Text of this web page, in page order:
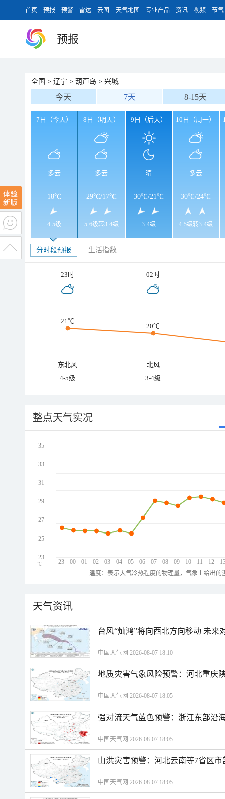
首页 预报 预警 雷达 云图 天气地图 专业产品 资讯 视频 节气
预报
全国 > 辽宁 > 葫芦岛 > 兴城
今天 7天 8-15天
7日（今天）
多云
18℃
4-5级
8日（明天）
多云
29℃/17℃
5-6级转3-4级
9日（后天）
晴
30℃/21℃
3-4级
10日（周一）
多云
30℃/24℃
4-5级转3-4级
分时段预报 生活指数
23时 02时
21℃
20℃
东北风
北风
4-5级
3-4级
整点天气实况
23 00 01 02 03 04 05 06 07 08 09 10 11 12
35
33
31
29
27
25
23
℃
温度：表示大气冷热程度的物理量，气象上给出
天气资讯
台风“灿鸿”将向西北方向移动 未来
中国天气网 2026-08-07 18:10
地质灾害气象风险预警：河北重庆
中国天气网 2026-08-07 18:05
强对流天气蓝色预警：浙江东部沿
中国天气网 2026-08-07 18:05
山洪灾害预警：河北云南等7省区
中国天气网 2026-08-07 18:05